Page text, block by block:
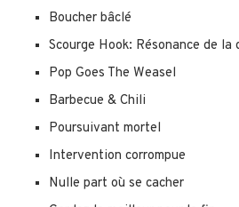
Boucher bâclé
Scourge Hook: Résonance de la
Pop Goes The Weasel
Barbecue & Chili
Poursuivant mortel
Intervention corrompue
Nulle part où se cacher